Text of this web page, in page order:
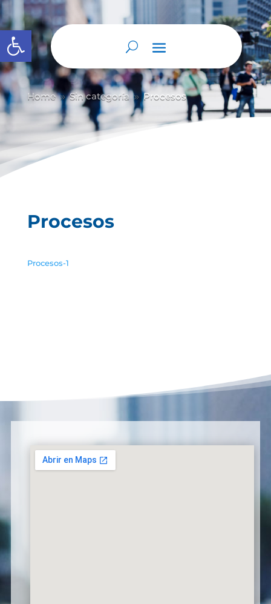
Abrir barra de herramientas
Home 9 Sin categoría 9 Procesos
Procesos
Procesos-1